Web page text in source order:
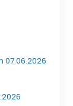
07.06.2026